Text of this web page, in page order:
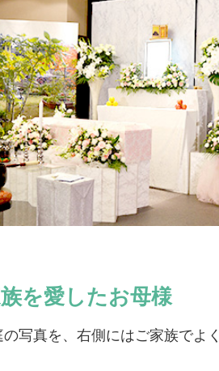
を愛したお母様
写真を、右側にはご家族でよ